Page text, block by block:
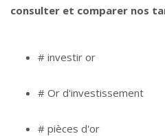
consulter et comparer nos
# investir or
# Or d'investissement
# pièces d'or